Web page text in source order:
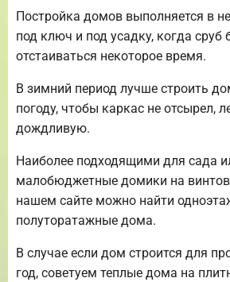
Постройка домов выполняется в
под ключ и под усадку, когда сруб
отстаиваться некоторое время.
В зимний период лучше строить
погоду, чтобы каркас не отсырел,
дождливую.
Наиболее подходящими для сада
малобюджетные домики на
нашем сайте можно найти
полуторатажные дома.
В случае если дом строится для
год, советуем теплые дома на